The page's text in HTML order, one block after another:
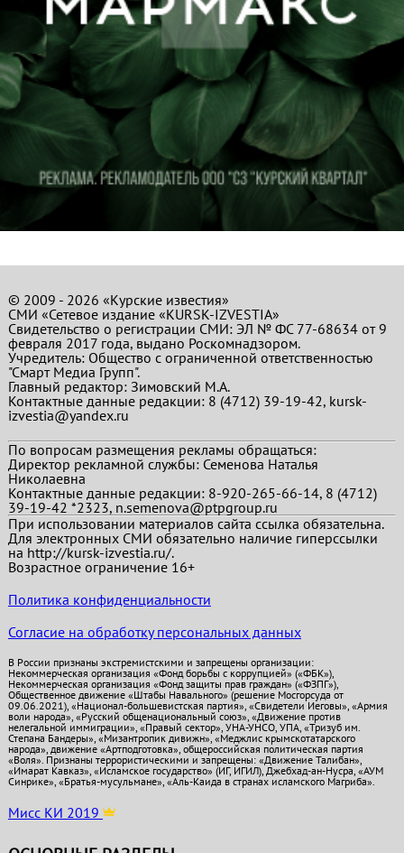
© 2009 - 2026 «Курские известия»
СМИ «Сетевое издание «KURSK-IZVESTIA»
Свидетельство о регистрации СМИ: ЭЛ № ФС 77-68634 от 9
февраля 2017 года, выдано Роскомнадзором.
Учредитель: Общество с ограниченной ответственностью
"Смарт Медиа Групп".
Главный редактор:Зимовский М.А.
Контактные данные редакции: 8 (4712) 39-19-42, kursk-
izvestia@yandex.ru
По вопросам размещения рекламы обращаться:
Директор рекламной службы: Семенова Наталья
Николаевна
Контактные данные редакции: 8-920-265-66-14, 8 (4712)
39-19-42 *2323, n.semenova@ptpgroup.ru
При использовании материалов сайта ссылка обязательна.
Для электронных СМИ обязательно наличие гиперссылки
на http://kursk-izvestia.ru/.
Возрастное ограничение 16+
Политика конфиденциальности
Согласие на обработку персональных данных
В России признаны экстремистскими и запрещены организации:
Некоммерческая организация «Фонд борьбы с коррупцией» («ФБК»),
Некоммерческая организация «Фонд защиты прав граждан» («ФЗПГ»),
Общественное движение «Штабы Навального» (решение Мосгорсуда от
09.06.2021), «Национал-большевистская партия», «Свидетели Иеговы», «Армия
воли народа», «Русский общенациональный союз», «Движение против
нелегальной иммиграции», «Правый сектор», УНА-УНСО, УПА, «Тризуб им.
Степана Бандеры», «Мизантропик дивижн», «Меджлис крымскотатарского
народа», движение «Артподготовка», общероссийская политическая партия
«Воля». Признаны террористическими и запрещены: «Движение Талибан»,
«Имарат Кавказ», «Исламское государство» (ИГ, ИГИЛ), Джебхад-ан-Нусра, «АУМ
Синрике», «Братья-мусульмане», «Аль-Каида в странах исламского Магриба».
Мисс КИ 2019